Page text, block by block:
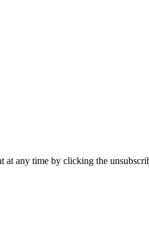
at any time by clicking the